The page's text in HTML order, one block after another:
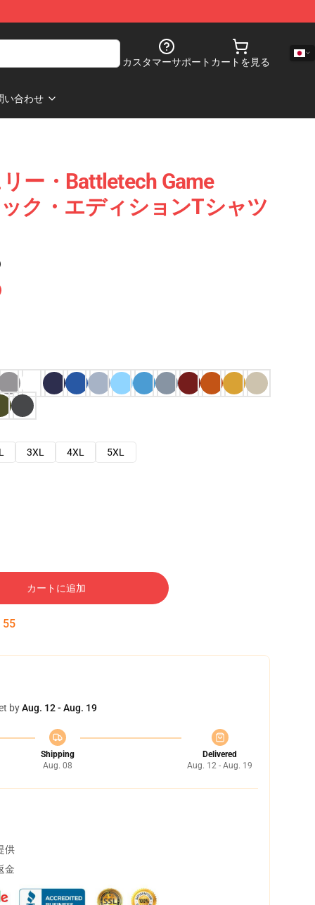
カスタマーサポート カートを見る
い合わせ
ー・Battletech Game
ク・エディションTシャツ
3XL 4XL
5XL
カートに追加
54
byAug. 12 - Aug. 19
Shipping
Aug. 08
Delivered
Aug. 12 - Aug. 19
供
金